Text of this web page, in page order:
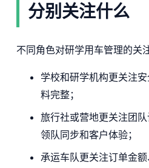
分别关注什么
不同角色对研学用车管理的关
学校和研学机构更关注
料完整；
旅行社或营地更关注团
领队同步和客户体验；
承运车队更关注订单金额